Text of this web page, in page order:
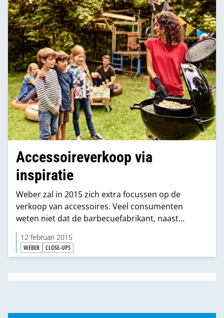
Accessoireverkoop via
inspiratie
Weber zal in 2015 zich extra focussen op de
verkoop van accessoires. Veel consumenten
weten niet dat de barbecuefabrikant, naast
barbecues, ook allerlei handige accessoires
verkoopt. Door de consument te inspireren met
behulp van allerlei recepten, wil Weber de service
stimuleren.
12 februari 2015
WEBER CLOSE-UPS